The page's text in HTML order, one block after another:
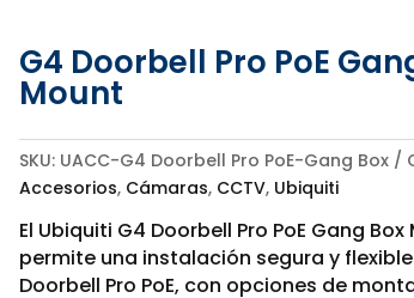
G4 Doorbell Pro PoE
Mount
SKU: UACC-G4 Doorbell Pro PoE-Gang Box
Accesorios, Cámaras, CCTV, Ubiquiti
El Ubiquiti G4 Doorbell Pro PoE Gang Box
permite una instalación segura y
Doorbell Pro PoE, con opciones de